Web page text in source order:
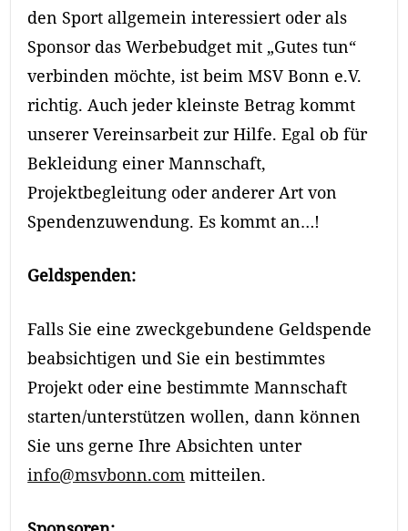
den Sport allgemein interessiert oder als
Sponsor das Werbebudget mit „Gutes tun“
verbinden möchte, ist beim MSV Bonn e.V.
richtig. Auch jeder kleinste Betrag kommt
unserer Vereinsarbeit zur Hilfe. Egal ob für
Bekleidung einer Mannschaft,
Projektbegleitung oder anderer Art von
Spendenzuwendung. Es kommt an…!
Geldspenden:
Falls Sie eine zweckgebundene Geldspende
beabsichtigen und Sie ein bestimmtes
Projekt oder eine bestimmte Mannschaft
starten/unterstützen wollen, dann können
Sie uns gerne Ihre Absichten unter
info@msvbonn.com mitteilen.